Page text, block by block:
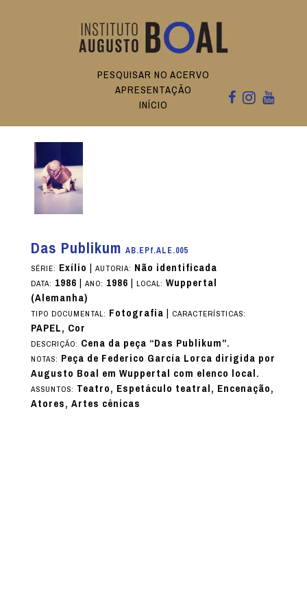
PESQUISAR NO ACERVO
APRESENTAÇÃO
INÍCIO
Das Publikum AB.EPf.ALE.005
SÉRIE: Exílio | AUTORIA: Não identificada
DATA: 1986| ANO: 1986| LOCAL: Wuppertal
(Alemanha)
TIPO DOCUMENTAL: Fotografia| CARACTERÍSTICAS:
PAPEL, Cor
DESCRIÇÃO: Cena da peça “Das Publikum”.
NOTAS: Peça de Federico García Lorca dirigida por
Augusto Boal em Wuppertal com elenco local.
ASSUNTOS: Teatro, Espetáculo teatral, Encenação,
Atores, Artes cênicas